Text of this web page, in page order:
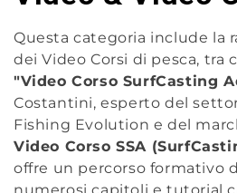
o
l
l
e
z
Questa categoria include la
dei Video Corsi di pesca, tra
"Video Corso SurfCasting
Costantini, esperto del
Fishing Evolution e del
Video Corso SSA
offre un percorso formativo